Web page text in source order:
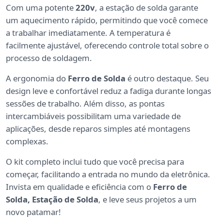
Com uma potente220v, a estação de solda garante
um aquecimento rápido, permitindo que você comece
a trabalhar imediatamente. A temperatura é
facilmente ajustável, oferecendo controle total sobre o
processo de soldagem.
A ergonomia do Ferro de Solda é outro destaque. Seu
design leve e confortável reduz a fadiga durante longas
sessões de trabalho. Além disso, as pontas
intercambiáveis possibilitam uma variedade de
aplicações, desde reparos simples até montagens
complexas.
O kit completo inclui tudo que você precisa para
começar, facilitando a entrada no mundo da eletrônica.
Invista em qualidade e eficiência com o Ferro de
Solda, Estação de Solda, e leve seus projetos a um
novo patamar!